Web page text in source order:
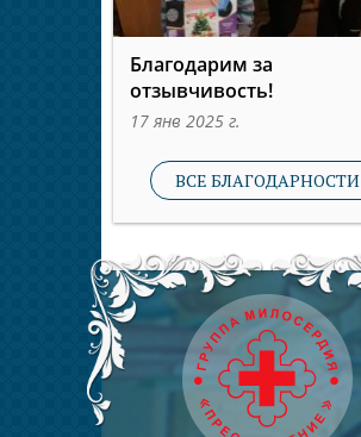
Благодарим за
отзывчивость!
17 янв 2025 г.
ВСЕ БЛАГОДАРНОСТИ